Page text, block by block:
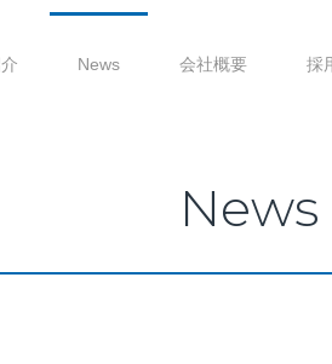
News 会社概要 採
News